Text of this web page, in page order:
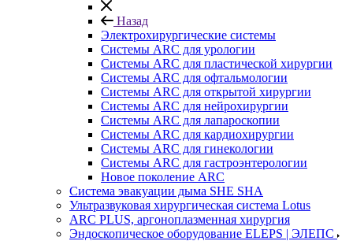
Назад
Электрохирургические системы
Системы ARC для урологии
Системы ARC для пластической хирургии
Системы ARC для офтальмологии
Системы ARC для открытой хирургии
Системы ARC для нейрохирургии
Системы ARC для лапароскопии
Системы ARC для кардиохирургии
Системы ARC для гинекологии
Системы ARC для гастроэнтерологии
Новое поколение ARC
Система эвакуации дыма SHE SHA
Ультразвуковая хирургическая система Lotus
ARC PLUS, аргоноплазменная хирургия
Эндоскопическое оборудование ELEPS | ЭЛЕПС